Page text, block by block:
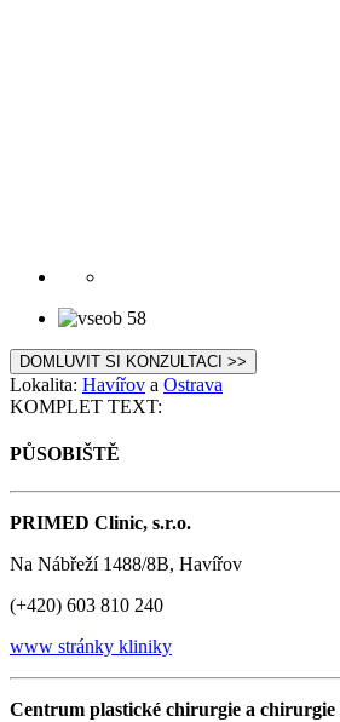
DOMLUVIT SI KONZULTACI >>
Lokalita: Havířov a Ostrava
KOMPLET TEXT:
PŮSOBIŠTĚ
PRIMED Clinic, s.r.o.
Na Nábřeží 1488/8B, Havířov
(+420) 603 810 240
www stránky kliniky
Centrum plastické chirurgie a